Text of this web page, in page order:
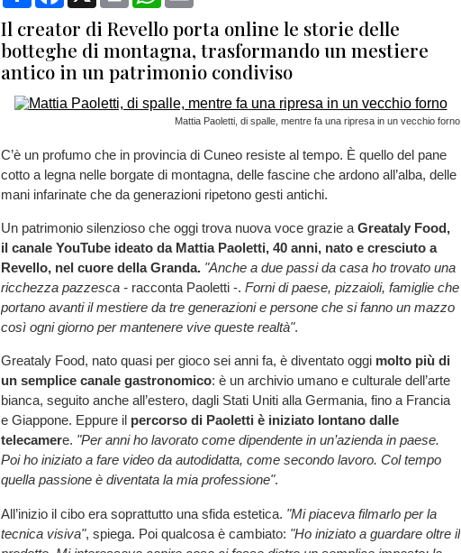
Il creator di Revello porta online le storie delle
botteghe di montagna, trasformando un mestiere
antico in un patrimonio condiviso
Mattia Paoletti, di spalle, mentre fa una ripresa in un vecchio forno
C’è un profumo che in provincia di Cuneo resiste al tempo. È quello del pane
cotto a legna nelle borgate di montagna, delle fascine che ardono all’alba, delle
mani infarinate che da generazioni ripetono gesti antichi.
Un patrimonio silenzioso che oggi trova nuova voce grazie a Greataly Food,
il canale YouTube ideato da Mattia Paoletti, 40 anni, nato e cresciuto a
Revello, nel cuore della Granda. "Anche a due passi da casa ho trovato una
ricchezza pazzesca - racconta Paoletti -. Forni di paese, pizzaioli, famiglie che
portano avanti il mestiere da tre generazioni e persone che si fanno un mazzo
così ogni giorno per mantenere vive queste realtà".
Greataly Food, nato quasi per gioco sei anni fa, è diventato oggi molto più di
un semplice canale gastronomico: è un archivio umano e culturale dell’arte
bianca, seguito anche all’estero, dagli Stati Uniti alla Germania, fino a Francia
e Giappone. Eppure il percorso di Paoletti è iniziato lontano dalle
telecamere. "Per anni ho lavorato come dipendente in un’azienda in paese.
Poi ho iniziato a fare video da autodidatta, come secondo lavoro. Col tempo
quella passione è diventata la mia professione".
All’inizio il cibo era soprattutto una sfida estetica. "Mi piaceva filmarlo per la
tecnica visiva", spiega. Poi qualcosa è cambiato: "Ho iniziato a guardare oltre il